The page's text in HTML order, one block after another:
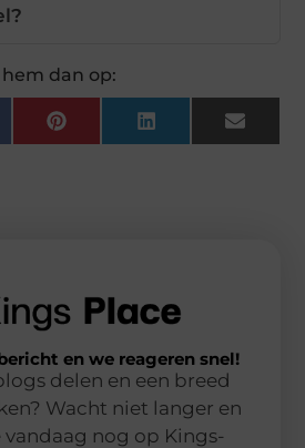
dan op:
PinterestLinkedInEmail
en we reageren snel!
delen en een breed
Wacht niet langer en
vandaag nog op Kings-